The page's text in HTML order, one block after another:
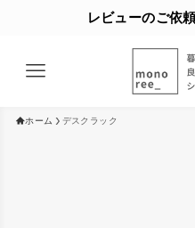
レビューのご依
ホーム デスクラック